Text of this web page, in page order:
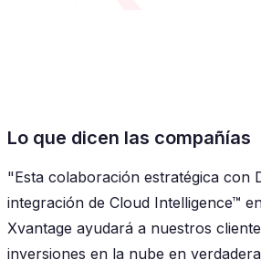
Lo que dicen las compañías
"Esta colaboración estratégica con
integración de Cloud Intelligence™
Xvantage ayudará a nuestros
inversiones en la nube en